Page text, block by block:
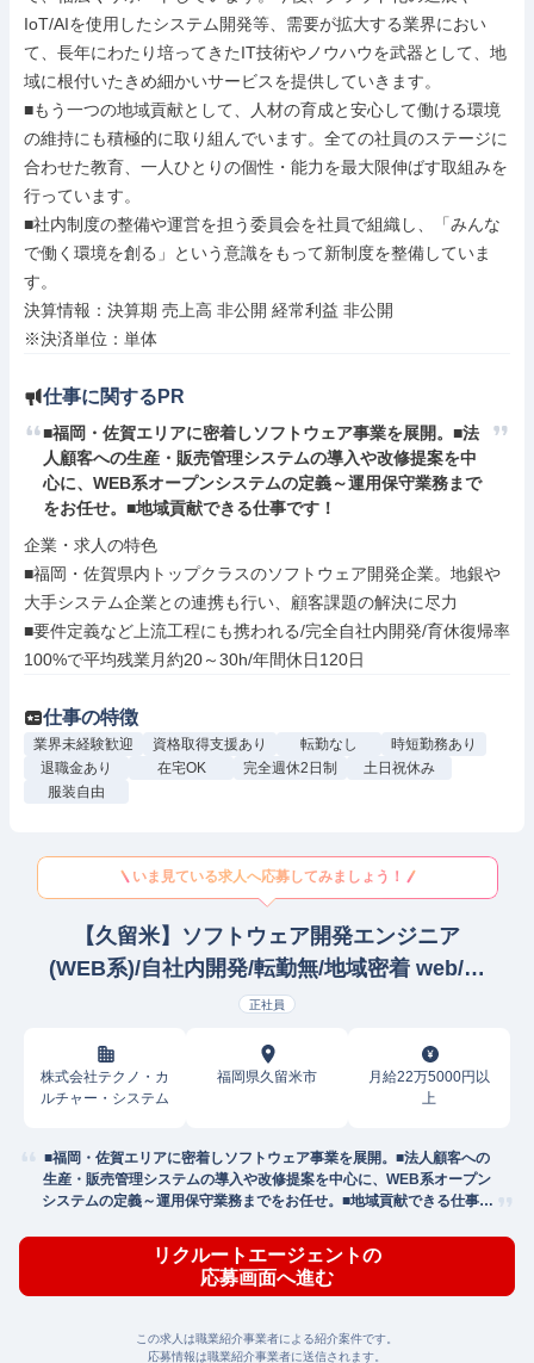
IoT/AIを使用したシステム開発等、需要が拡大する業界におい
て、長年にわたり培ってきたIT技術やノウハウを武器として、地
域に根付いたきめ細かいサービスを提供していきます。
■もう一つの地域貢献として、人材の育成と安心して働ける環境
の維持にも積極的に取り組んでいます。全ての社員のステージに
合わせた教育、一人ひとりの個性・能力を最大限伸ばす取組みを
行っています。
■社内制度の整備や運営を担う委員会を社員で組織し、「みんな
で働く環境を創る」という意識をもって新制度を整備していま
す。
決算情報：決算期 売上高 非公開 経常利益 非公開
※決済単位：単体
仕事に関するPR
■福岡・佐賀エリアに密着しソフトウェア事業を展開。■法
人顧客への生産・販売管理システムの導入や改修提案を中
心に、WEB系オープンシステムの定義～運用保守業務まで
をお任せ。■地域貢献できる仕事です！
企業・求人の特色
■福岡・佐賀県内トップクラスのソフトウェア開発企業。地銀や
大手システム企業との連携も行い、顧客課題の解決に尽力
■要件定義など上流工程にも携われる/完全自社内開発/育休復帰率
100%で平均残業月約20～30h/年間休日120日
仕事の特徴
業界未経験歓迎 資格取得支援あり 転勤なし
時短勤務あり
退職金あり
在宅OK 完全週休2日制
土日祝休み
服装自由
いま見ている求人へ応募してみましょう！
【久留米】ソフトウェア開発エンジニア
(WEB系)/自社内開発/転勤無/地域密着 web/オ
ープンSE
正社員
株式会社テクノ・カ
ルチャー・システム
福岡県久留米市
月給22万5000円以
上
■福岡・佐賀エリアに密着しソフトウェア事業を展開。■法人顧客への
生産・販売管理システムの導入や改修提案を中心に、WEB系オープン
システムの定義～運用保守業務までをお任せ。■地域貢献できる仕事で
リクルートエージェントの
応募画面へ進む
この求人は職業紹介事業者による紹介案件です。
応募情報は職業紹介事業者に送信されます。